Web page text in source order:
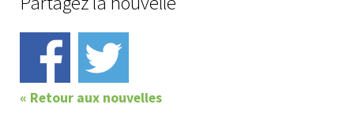
« Retour aux nouvelles